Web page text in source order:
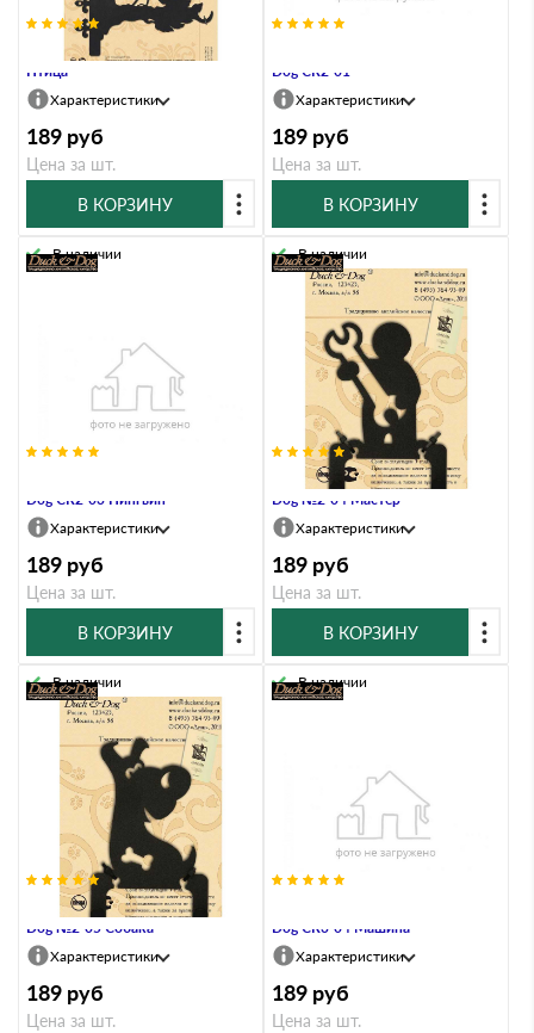
Кронштейн Duck & Dog 707
Птица
Характеристики
189 руб
Цена за шт.
В КОРЗИНУ
Dog CR2-01
Характеристики
189 руб
Цена за шт.
В КОРЗИНУ
Dog CR2-03 Пингвин
В наличии
Характеристики
189 руб
Цена за шт.
В КОРЗИНУ
Крючок двухрожковый Duck &
Dog №2-04 Мастер
В наличии
Характеристики
189 руб
Цена за шт.
В КОРЗИНУ
Крючок двухрожковый Duck &
Dog №2-05 Собака
В наличии
Характеристики
189 руб
Цена за шт.
Dog CR3-04 Машина
В наличии
Характеристики
189 руб
Цена за шт.